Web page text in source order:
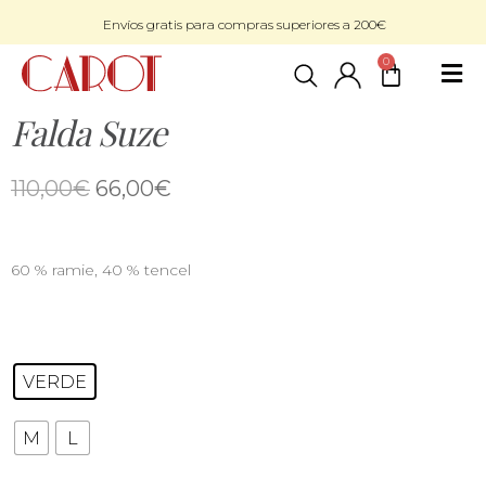
Envíos gratis para compras superiores a 200€
0
Falda Suze
110,00€ 66,00€
60 % ramie, 40 % tencel
VERDE
M L